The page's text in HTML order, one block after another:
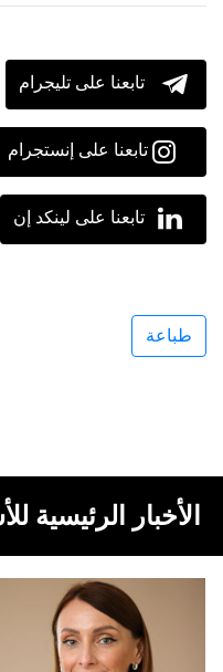
تابعنا على تليجرام
تابعنا على إنستجرام
تابعنا على لينكد إن
طباعة
الأخبار الرئيسية